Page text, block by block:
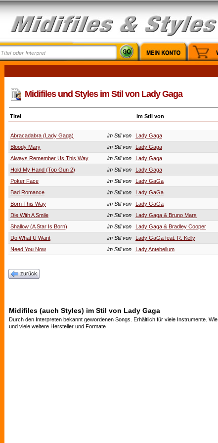
Midifiles und Styles im Stil von Lady Gaga
Titel im Stil von
Abracadabra (Lady Gaga)
im Stil von
Lady Gaga
Bloody Mary
im Stil von
Lady Gaga
Always Remember Us This Way
im Stil von
Lady Gaga
Hold My Hand (Top Gun 2)
im Stil von
Lady Gaga
Poker Face
im Stil von
Lady GaGa
Bad Romance
im Stil von
Lady GaGa
Born This Way
im Stil von
Lady GaGa
Die With A Smile
im Stil von
Lady Gaga & Bruno Mars
Shallow (A Star Is Born)
im Stil von
Lady Gaga & Bradley Cooper
Do What U Want
im Stil von
Lady GaGa feat. R. Kelly
Need You Now
im Stil von Lady Antebellum
zurück
Midifiles (auch Styles) im Stil von Lady Gaga
Durch den Interpreten bekannt gewordenen Songs. Erhältlich für viele Instrumente. Wie
und viele weitere Hersteller und Formate